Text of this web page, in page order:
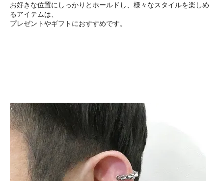
お好きな位置にしっかりとホールドし、様々なスタイルを楽しめ
るアイテムは、
プレゼントやギフトにおすすめです。